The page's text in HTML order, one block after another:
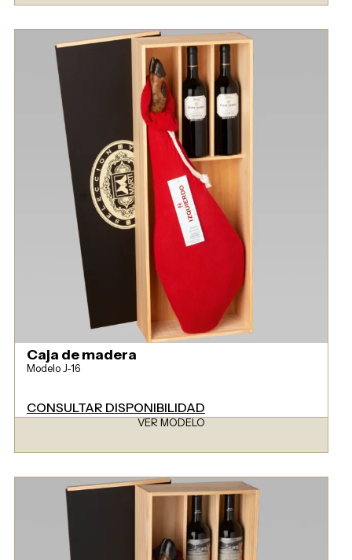
Caja de madera
Modelo J-16
CONSULTAR DISPONIBILIDAD
VER MODELO